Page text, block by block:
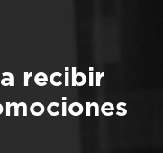
recibir